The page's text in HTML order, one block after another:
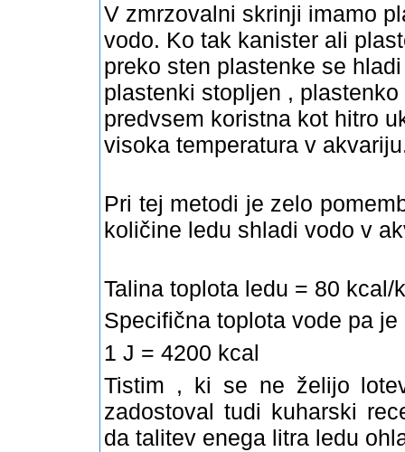
V zmrzovalni skrinji imamo
vodo. Ko tak kanister ali
preko sten plastenke se
plastenki stopljen ,
predvsem koristna kot hitro
visoka temperatura v
Pri tej metodi je zelo
količine ledu shladi vodo v
Talina toplota ledu = 80 kcal/
Specifična toplota vode pa je
1 J = 4200 kcal
Tistim , ki se ne želijo
zadostoval tudi kuharski
da talitev enega litra ledu